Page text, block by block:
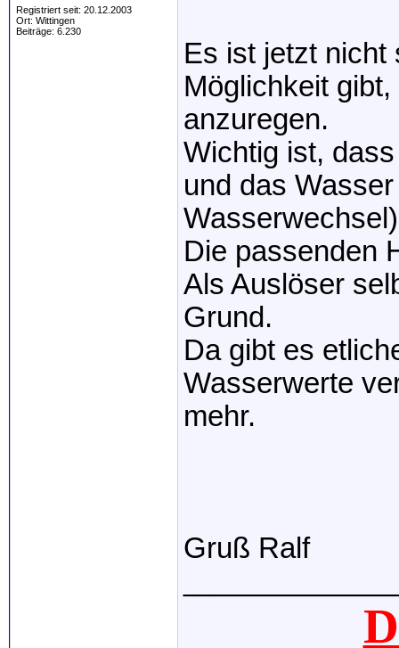
Registriert seit: 20.12.2003
Ort: Wittingen
Beiträge: 6.230
Es ist jetzt nicht
Möglichkeit
anzuregen.
Wichtig ist,
und das
Die passenden
Als Auslöser
Grund.
Da gibt es
Wasserwerte
mehr.
Gruß Ralf